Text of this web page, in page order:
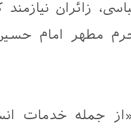
زائران
مطهر امام حسین
جمله خدمات